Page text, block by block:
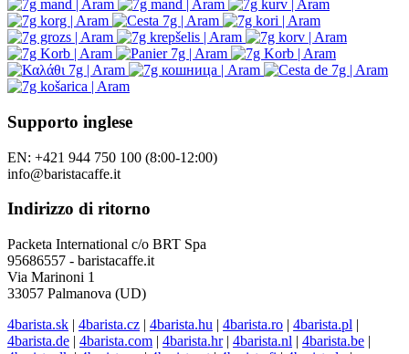
Supporto inglese
EN: +421 944 750 100 (8:00-12:00)
info@baristacaffe.it
Indirizzo di ritorno
Packeta International c/o BRT Spa
95686557 - baristacaffe.it
Via Marinoni 1
33057 Palmanova (UD)
4barista.sk | 4barista.cz | 4barista.hu | 4barista.ro | 4barista.pl |
4barista.de | 4barista.com | 4barista.hr| 4barista.nl | 4barista.be |